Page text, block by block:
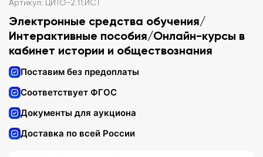
Артикул: ЦИТО-2.11.ИСТ
Электронные средства обучения/
Интерактивные пособия/Онлайн-курсы в
кабинет истории и обществознания
Поставим без предоплаты
Соответствует ФГОС
Документы для аукциона
Доставка по всей России